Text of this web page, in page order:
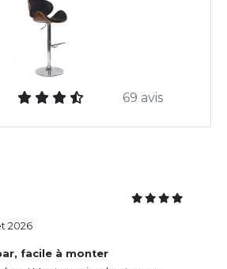
69 avis
facile à monter
2026